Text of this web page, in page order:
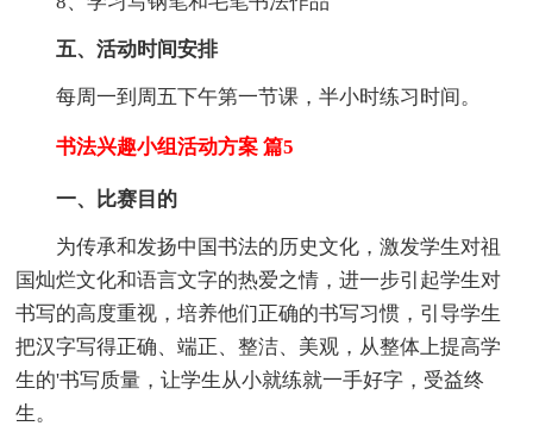
五、活动时间安排
每周一到周五下午第一节课，半小时练习时间。
书法兴趣小组活动方案 篇5
一、比赛目的
为传承和发扬中国书法的历史文化，激发学生对祖
国灿烂文化和语言文字的热爱之情，进一步引起学生对
书写的高度重视，培养他们正确的书写习惯，引导学生
把汉字写得正确、端正、整洁、美观，从整体上提高学
生的'书写质量，让学生从小就练就一手好字，受益终
生。